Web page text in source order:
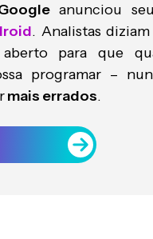
anunciou
. Analistas
para que
programar –
mais errados.